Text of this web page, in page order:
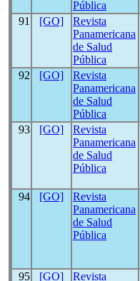
Pública
91 [GO]
Revista
Panamericana
de Salud
Pública
92 [GO]
Revista
Panamericana
de Salud
Pública
93 [GO]
Revista
Panamericana
de Salud
Pública
94 [GO]
Revista
Panamericana
de Salud
Pública
95 [GO]
Revista